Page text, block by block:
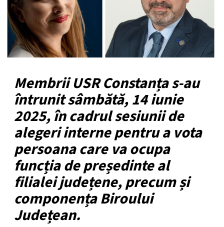
Membrii USR Constanța s-au
întrunit sâmbătă, 14 iunie
2025, în cadrul sesiunii de
alegeri interne pentru a vota
persoana care va ocupa
funcția de președinte al
filialei județene, precum și
componența Biroului
Județean.